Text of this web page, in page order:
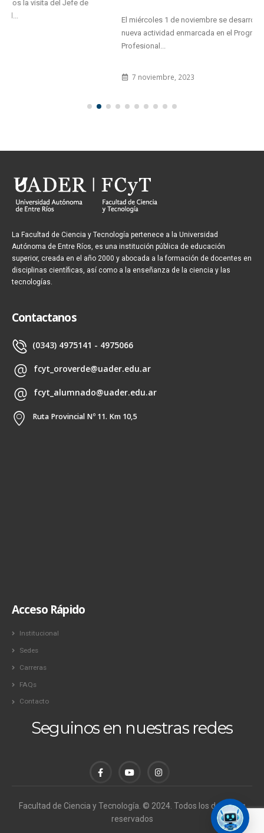
El miércoles 1 de noviembre se desarrolló de manera exitosa una
nueva actividad enmarcada en el Programa de Vinculación
La Facultad de Ciencia y Tecnología pertenece a la Universidad
Autónoma de Entre Ríos, es una institución pública de educación
superior, creada en el año 2000 y abocada a la formación de docentes en
disciplinas científicas, así como a la enseñanza de la ciencia y las
tecnologías.
Contactanos
(0343) 4975141 - 4975066
fcyt_oroverde@uader.edu.ar
fcyt_alumnado@uader.edu.ar
Ruta Provincial Nº 11. Km 10,5
Acceso Rápido
Institucional
Sedes
Carreras
FAQs
Contacto
Seguinos en nuestras redes
Facultad de Ciencia y Tecnología. © 2024. Todos los derechos
reservados